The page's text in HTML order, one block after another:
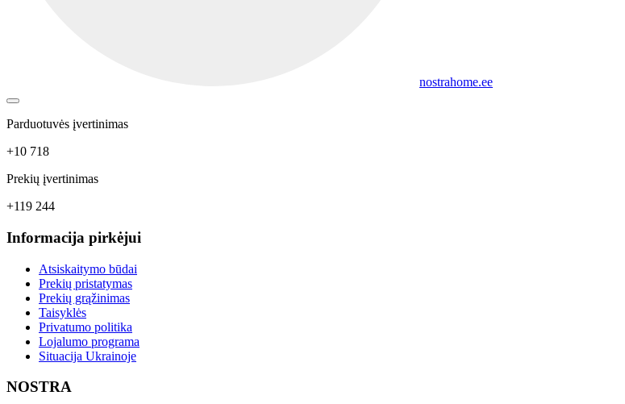
nostrahome.ee
Parduotuvės įvertinimas
+10 718
Prekių įvertinimas
+119 244
Informacija pirkėjui
Atsiskaitymo būdai
Prekių pristatymas
Prekių grąžinimas
Taisyklės
Privatumo politika
Lojalumo programa
Situacija Ukrainoje
NOSTRA